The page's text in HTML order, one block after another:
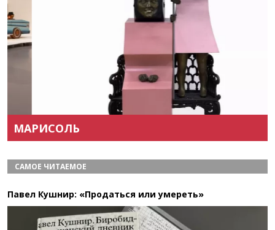
МАРИСОЛЬ
САМОЕ ЧИТАЕМОЕ
Павел Кушнир: «Продаться или умереть»